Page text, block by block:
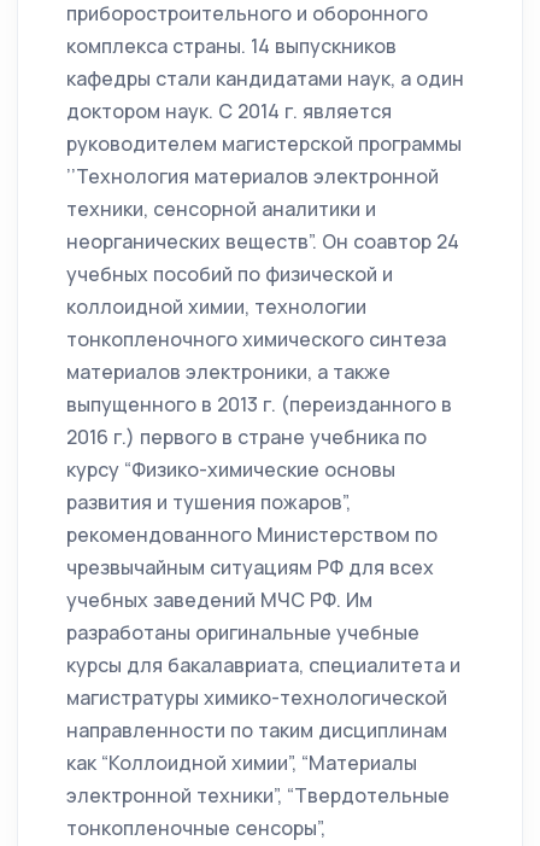
приборостроительного и оборонного
комплекса страны. 14 выпускников
кафедры стали кандидатами наук, а один
доктором наук. С 2014 г. является
руководителем магистерской программы
’’Технология материалов электронной
техники, сенсорной аналитики и
неорганических веществ”. Он соавтор 24
учебных пособий по физической и
коллоидной химии, технологии
тонкопленочного химического синтеза
материалов электроники, а также
выпущенного в 2013 г. (переизданного в
2016 г.) первого в стране учебника по
курсу “Физико-химические основы
развития и тушения пожаров”,
рекомендованного Министерством по
чрезвычайным ситуациям РФ для всех
учебных заведений МЧС РФ. Им
разработаны оригинальные учебные
курсы для бакалавриата, специалитета и
магистратуры химико-технологической
направленности по таким дисциплинам
как “Коллоидной химии”, “Материалы
электронной техники”, “Твердотельные
тонкопленочные сенсоры”,